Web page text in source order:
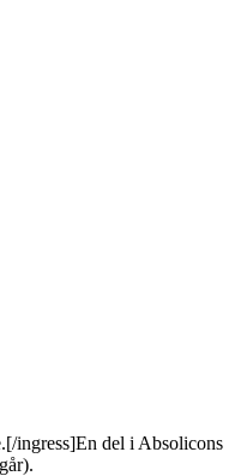
ingress]En del i Absolicons